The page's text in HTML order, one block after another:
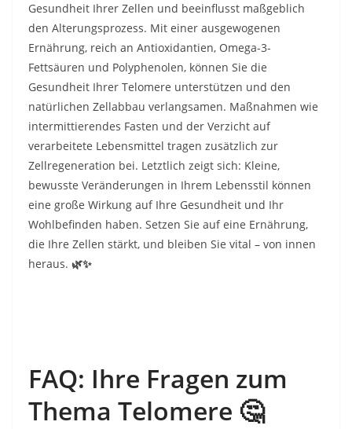
Gesundheit Ihrer Zellen und beeinflusst maßgeblich
den Alterungsprozess. Mit einer ausgewogenen
Ernährung, reich an Antioxidantien, Omega-3-
Fettsäuren und Polyphenolen, können Sie die
Gesundheit Ihrer Telomere unterstützen und den
natürlichen Zellabbau verlangsamen. Maßnahmen wie
intermittierendes Fasten und der Verzicht auf
verarbeitete Lebensmittel tragen zusätzlich zur
Zellregeneration bei. Letztlich zeigt sich: Kleine,
bewusste Veränderungen in Ihrem Lebensstil können
eine große Wirkung auf Ihre Gesundheit und Ihr
Wohlbefinden haben. Setzen Sie auf eine Ernährung,
die Ihre Zellen stärkt, und bleiben Sie vital – von innen
heraus. 🌿✨
FAQ: Ihre Fragen zum
Thema Telomere 🤔